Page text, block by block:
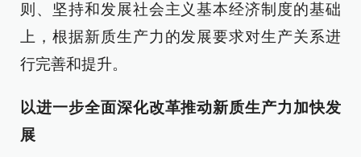
则、坚持和发展社会主义基本经济制度的基础
上，根据新质生产力的发展要求对生产关系进
行完善和提升。
以进一步全面深化改革推动新质生产力加快发
展